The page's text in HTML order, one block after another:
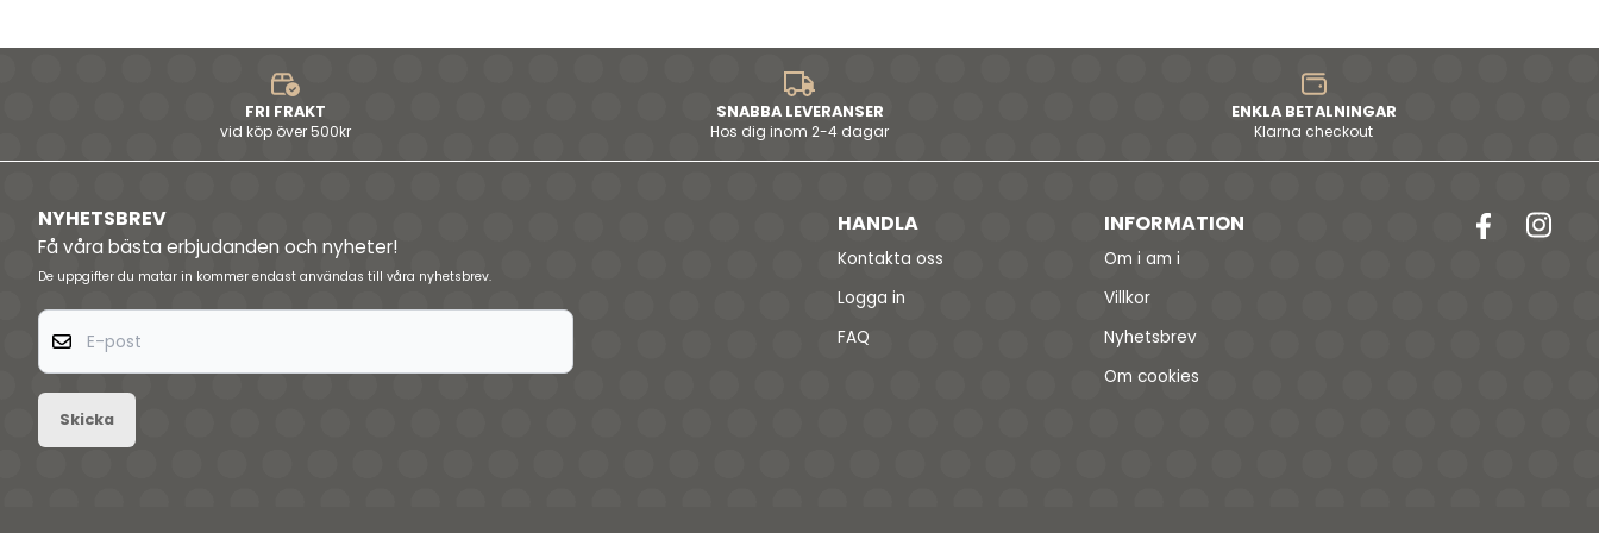
FRI FRAKT
vid köp över 500kr
SNABBA LEVERANSER
Hos dig inom 2-4 dagar
ENKLA BETALNINGAR
Klarna checkout
NYHETSBREV
Få våra bästa erbjudanden och nyheter!
De uppgifter du matar in kommer endast användas till våra nyhetsbrev.
E-post
Skicka
HANDLA
Kontakta oss
Logga in
FAQ
INFORMATION
Om i am i
Villkor
Nyhetsbrev
Om cookies